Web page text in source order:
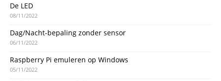
De LED
08/11/2022
Dag/Nacht-bepaling zonder sensor
06/11/2022
Raspberry Pi emuleren op Windows
05/11/2022